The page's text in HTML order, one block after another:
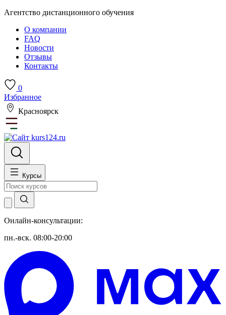
Агентство дистанционного обучения
О компании
FAQ
Новости
Отзывы
Контакты
0
Избранное
Красноярск
Курсы
Онлайн-консультации:
пн.-вск. 08:00-20:00